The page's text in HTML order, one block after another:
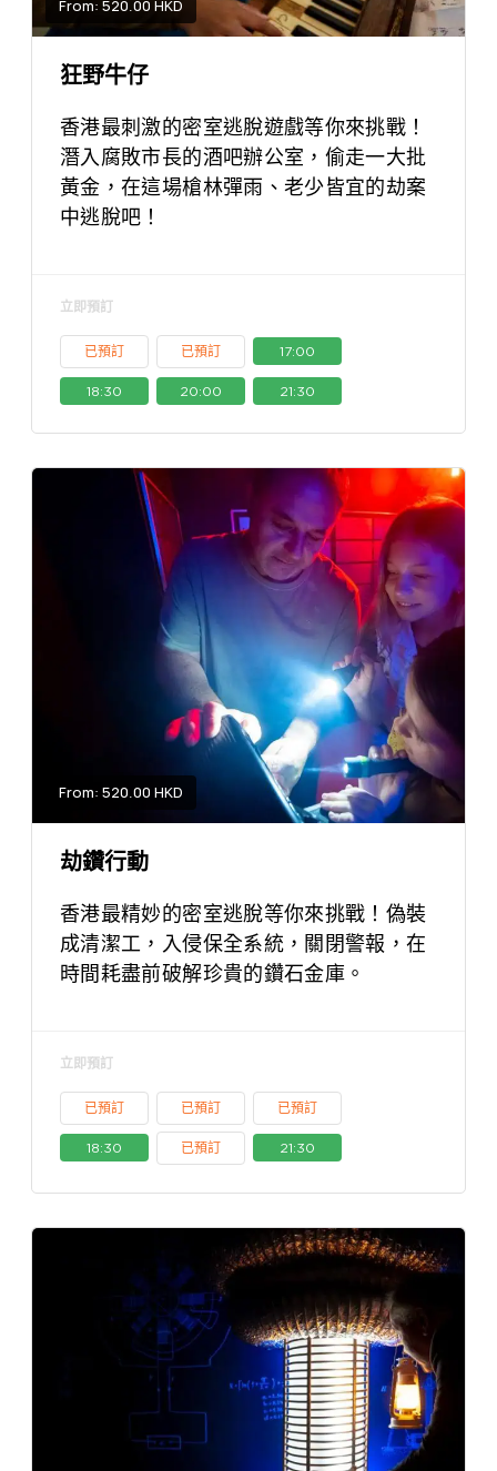
From: 520.00 HKD
狂野牛仔
香港最刺激的密室逃脫遊戲等你來挑戰！
潛入腐敗市長的酒吧辦公室，偷走一大批
黃金，在這場槍林彈雨、老少皆宜的劫案
中逃脫吧！
立即預訂
已預訂 已預訂 17:00
18:30 20:00 21:30
From: 520.00 HKD
劫鑽行動
香港最精妙的密室逃脫等你來挑戰！偽裝
成清潔工，入侵保全系統，關閉警報，在
時間耗盡前破解珍貴的鑽石金庫。
立即預訂
已預訂 已預訂 已預訂
18:30 已預訂 21:30